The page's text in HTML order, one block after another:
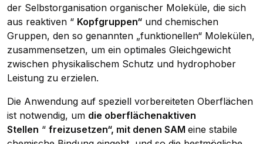
der Selbstorganisation organischer Moleküle, die sich
aus reaktiven “ Kopfgruppen“ und chemischen
Gruppen, den so genannten „funktionellen“ Molekülen,
zusammensetzen, um ein optimales Gleichgewicht
zwischen physikalischem Schutz und hydrophober
Leistung zu erzielen.
Die Anwendung auf speziell vorbereiteten Oberflächen
ist notwendig, um die oberflächenaktiven
Stellen “ freizusetzen“, mit denen SAM eine stabile